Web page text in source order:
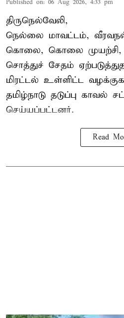
Published on: 06 Aug 2026, 4:33 pm
திருநெல்வேலி,
நெல்லை மாவட்டம்,
கொலை, கொலை முயற்சி,
சொத்துச் சேதம்
மிரட்டல் உள்ளிட்ட
தமிழ்நாடு தடுப்பு காவல்
செய்யப்பட்டனர்.
Read